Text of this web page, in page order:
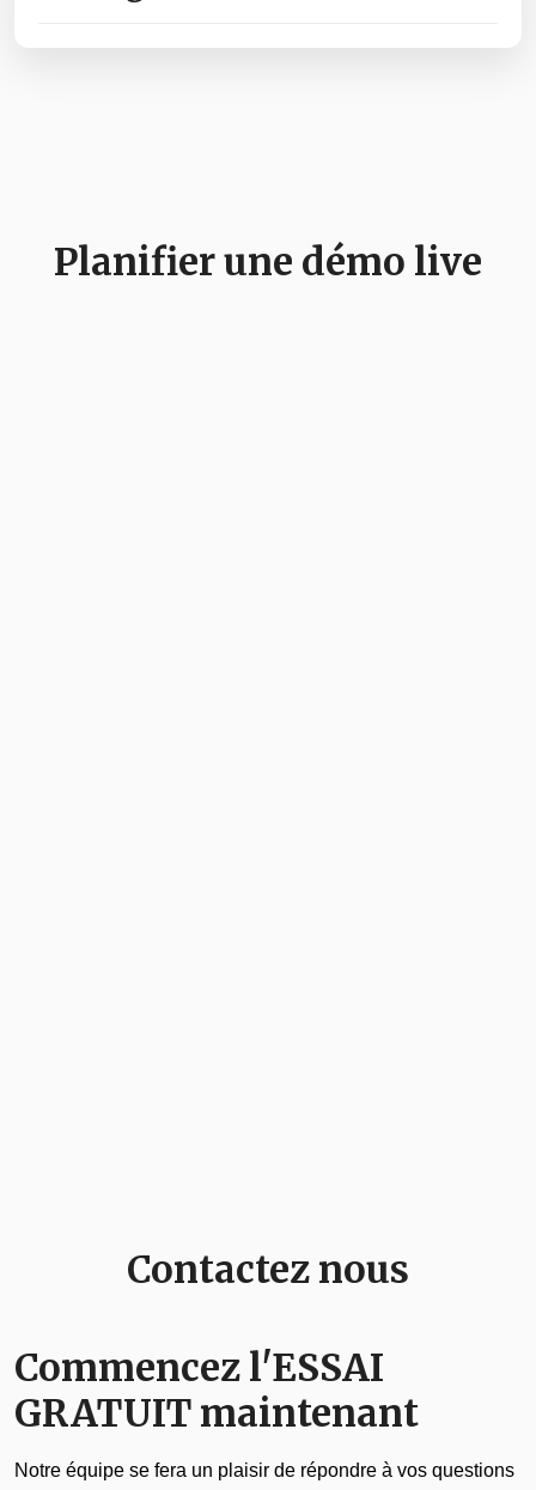
Planifier une démo live
Contactez nous
Commencez l'ESSAI
GRATUIT maintenant
Notre équipe se fera un plaisir de répondre à vos questions